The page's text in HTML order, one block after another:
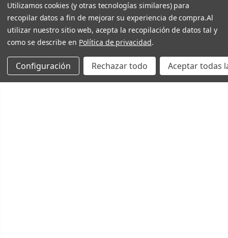
Utilizamos cookies (y otras tecnologías similares) para
recopilar datos a fin de mejorar su experiencia de compra.Al
utilizar nuestro sitio web, acepta la recopilación de datos tal y
como se describe en Política de privacidad.
Configuración Rechazar todo Aceptar todas